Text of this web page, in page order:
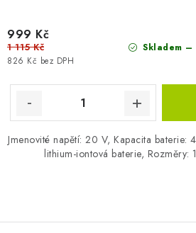
Skladem
826 Kč bez DPH
999 Kč
1 115 Kč
Jmenovité napětí: 20 V, Kapacita baterie:
lithium-iontová baterie, Rozměry: